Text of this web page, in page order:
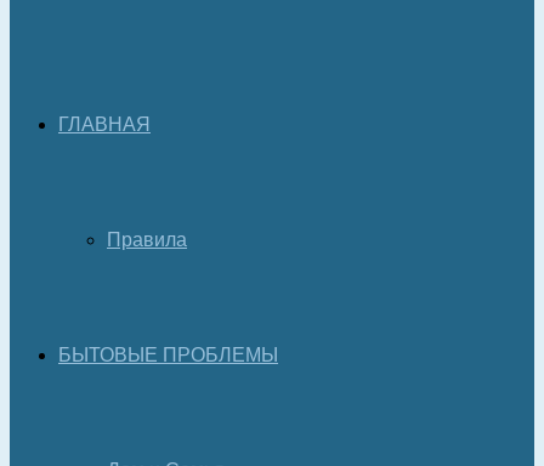
ГЛАВНАЯ
Правила
БЫТОВЫЕ ПРОБЛЕМЫ